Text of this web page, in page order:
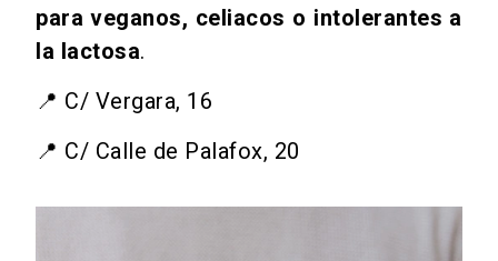
para veganos, celiacos o intolerantes a
la lactosa.
📍 C/ Vergara, 16
📍 C/ Calle de Palafox, 20